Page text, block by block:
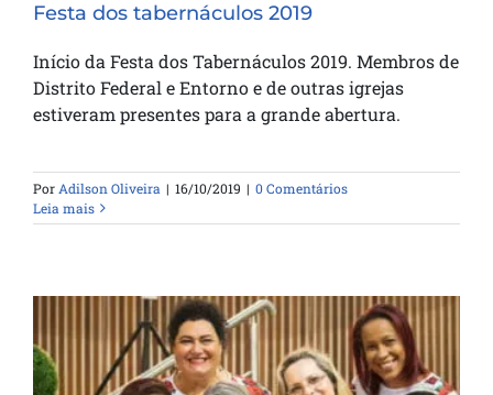
Festa dos tabernáculos 2019
Início da Festa dos Tabernáculos 2019. Membros de
Distrito Federal e Entorno e de outras igrejas
estiveram presentes para a grande abertura.
PorAdilson Oliveira | 16/10/2019 | 0 Comentários
Leia mais